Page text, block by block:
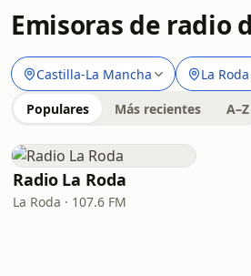
Emisoras de radio
Castilla-La Mancha La Roda
Populares Más recientes A–Z
Radio La Roda
La Roda · 107.6 FM